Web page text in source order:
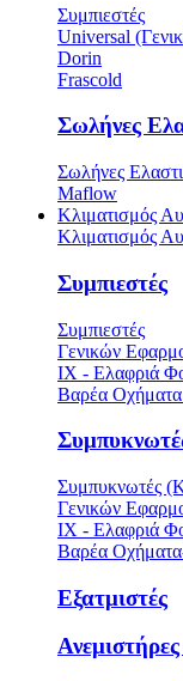
Συμπιεστές
Universal
Dorin
Frascold
Σωλήνες
Σωλήνες
Maflow
Κλιματισμός
Κλιματισμός
Συμπιεστές
Συμπιεστές
Γενικών
ΙΧ - Ελαφριά
Βαρέα Οχήματα
Συμπυκνωτές
Γενικών
ΙΧ - Ελαφριά
Βαρέα
Εξατμιστές